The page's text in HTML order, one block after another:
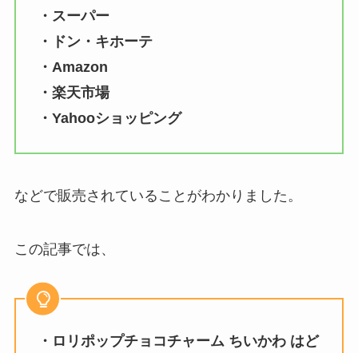
・スーパー
・ドン・キホーテ
・Amazon
・楽天市場
・Yahooショッピング
などで販売されていることがわかりました。
この記事では、
・ロリポップチョコチャーム ちいかわ はど